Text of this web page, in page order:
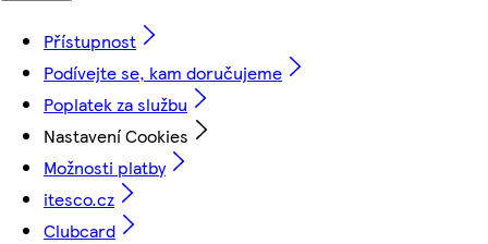
Přístupnost
Podívejte se, kam doručujeme
Poplatek za službu
Nastavení Cookies
Možnosti platby
itesco.cz
Clubcard